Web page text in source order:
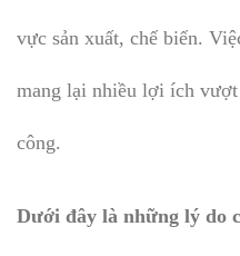
vực sản xuất, chế biến.
mang lại nhiều lợi ích
công.
Dưới đây là những lý do